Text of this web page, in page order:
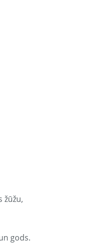
žūžu,
gods.